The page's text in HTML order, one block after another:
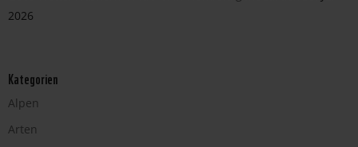
2026
Kategorien
Alpen
Arten